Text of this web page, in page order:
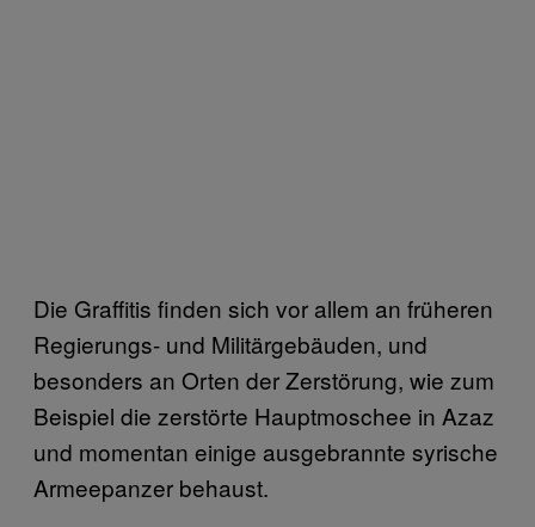
Die Graffitis finden sich vor allem an früheren
Regierungs- und Militärgebäuden, und
besonders an Orten der Zerstörung, wie zum
Beispiel die zerstörte Hauptmoschee in Azaz
und momentan einige ausgebrannte syrische
Armeepanzer behaust.